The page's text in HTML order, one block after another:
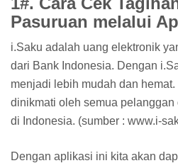
Pasuruan melalui
i.Saku adalah uang elektronik
dari Bank Indonesia. Dengan
menjadi lebih mudah dan
dinikmati oleh semua
di Indonesia. (sumber : www.i-
Dengan aplikasi ini kita akan